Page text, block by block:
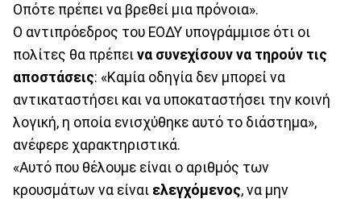
Οπότε πρέπει να βρεθεί μια πρόνοια».
Ο αντιπρόεδρος του ΕΟΔΥ υπογράμμισε ότι οι
πολίτες θα πρέπει να συνεχίσουν να τηρούν τις
αποστάσεις: «Καμία οδηγία δεν μπορεί να
αντικαταστήσει και να υποκαταστήσει την κοινή
λογική, η οποία ενισχύθηκε αυτό το διάστημα»,
ανέφερε χαρακτηριστικά.
«Αυτό που θέλουμε είναι ο αριθμός των
κρουσμάτων να είναι ελεγχόμενος, να μην